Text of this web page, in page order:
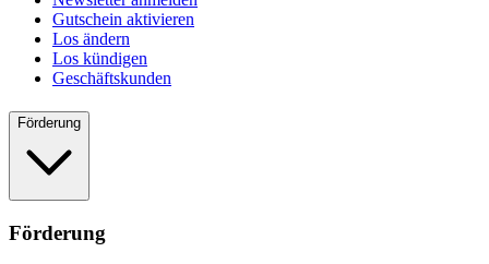
Gutschein aktivieren
Los ändern
Los kündigen
Geschäftskunden
Förderung
Förderung